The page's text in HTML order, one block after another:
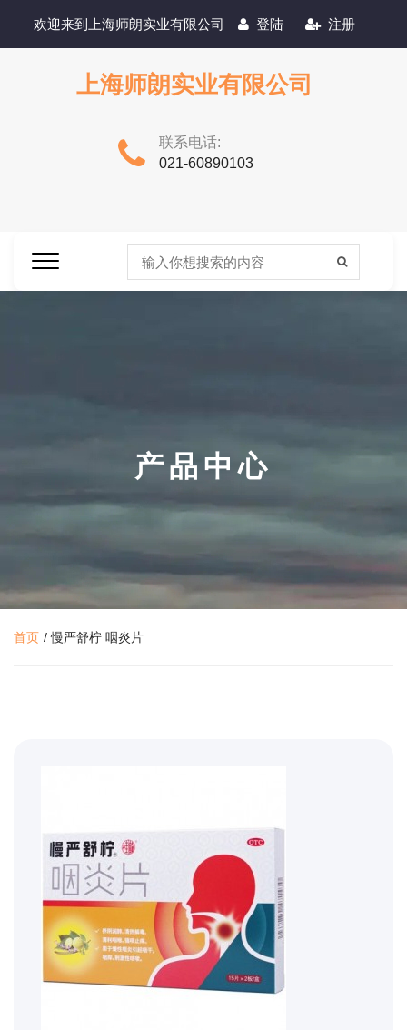
欢迎来到上海师朗实业有限公司 登陆 注册
上海师朗实业有限公司
联系电话:
021-60890103
产品中心
首页 /慢严舒柠 咽炎片